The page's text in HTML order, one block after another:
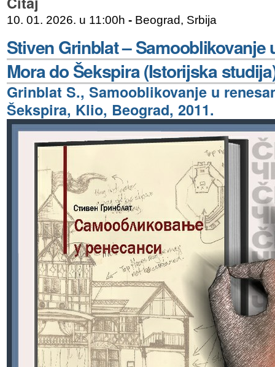
10. 01. 2026. u 11:00h - Beograd, Srbija
Stiven Grinblat – Samooblikovanje
Mora do Šekspira (Istorijska
Grinblat S., Samooblikovanje u
Šekspira, Klio, Beograd, 2011.